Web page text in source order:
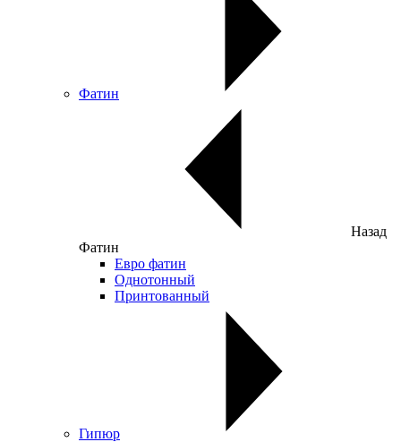
Фатин
Назад
Фатин
Евро фатин
Однотонный
Принтованный
Гипюр